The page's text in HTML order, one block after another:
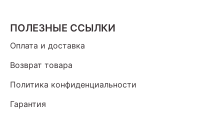
ПОЛЕЗНЫЕ ССЫЛКИ
Оплата и доставка
Возврат товара
Политика конфиденциальности
Гарантия